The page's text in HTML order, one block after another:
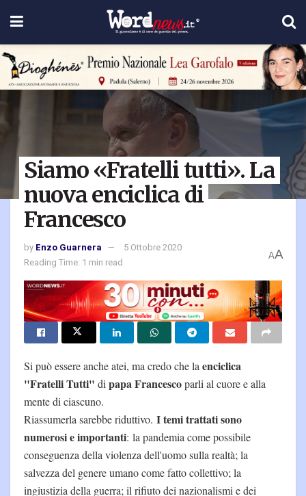
Siamo «Fratelli tutti». La
nuova enciclica di
Francesco
by Enzo Guarnera
5 Ottobre 2020
Reading Time: 1 min read
AA
Si può essere anche atei, ma credo che la enciclica
"Fratelli Tutti" di papa Francescoparli al cuore e alla
mente di ciascuno.
Riassumerla sarebbe riduttivo. I temi trattati sono
numerosi e importanti: la pandemia come possibile
conseguenza della violenza dell'uomo sulla realtà; la
salvezza del genere umano come fatto collettivo; la
ingiustizia della guerra; il rifiuto dei nazionalismi e dei